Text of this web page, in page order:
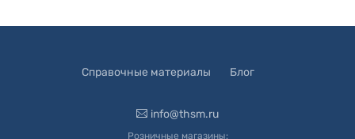
Справочные материалы Блог
info@thsm.ru
Розничные магазины: